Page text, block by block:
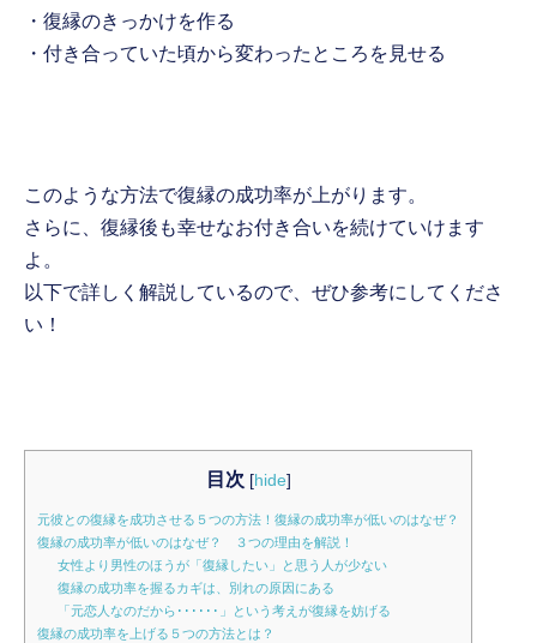
・復縁のきっかけを作る
・付き合っていた頃から変わったところを見せる
このような方法で復縁の成功率が上がります。
さらに、復縁後も幸せなお付き合いを続けていけます
よ。
以下で詳しく解説しているので、ぜひ参考にしてくださ
い！
目次 [hide]
元彼との復縁を成功させる５つの方法！復縁の成功率が低いのはなぜ？
復縁の成功率が低いのはなぜ？ ３つの理由を解説！
女性より男性のほうが「復縁したい」と思う人が少ない
復縁の成功率を握るカギは、別れの原因にある
「元恋人なのだから･･････」という考えが復縁を妨げる
復縁の成功率を上げる５つの方法とは？